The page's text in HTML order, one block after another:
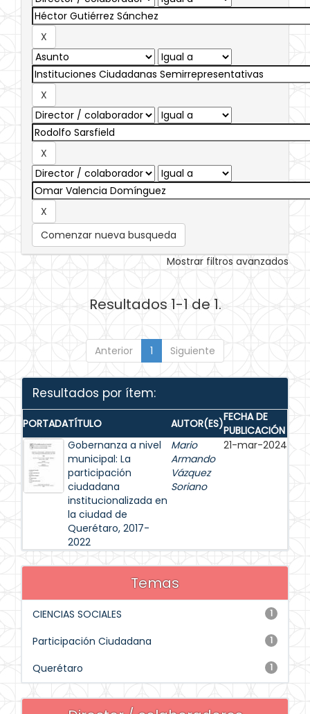
Comenzar nueva busqueda
Mostrar filtros avanzados
Resultados 1-1 de 1.
Anterior 1 Siguiente
Resultados por ítem:
PORTADATÍTULO AUTOR(ES)FECHA DE
PUBLICACIÓN
Gobernanza a nivel
municipal: La
participación
ciudadana
institucionalizada en
la ciudad de
Querétaro, 2017-
2022
Mario
Armando
Vázquez
Soriano
21-mar-2024
Temas
1
CIENCIAS SOCIALES
1
Participación Ciudadana
1
Querétaro